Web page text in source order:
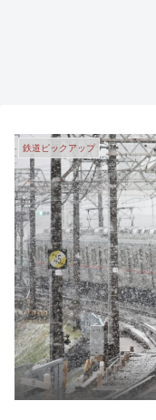
鉄道ピックアップ